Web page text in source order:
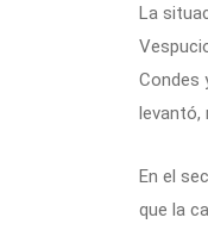
La
Condes
levantó,
En el
que la